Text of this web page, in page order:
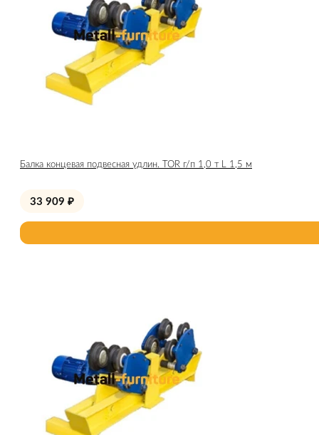
Балка концевая подвесная удлин. TOR г/п 1,0 т L 1,5 м
33 909 ₽